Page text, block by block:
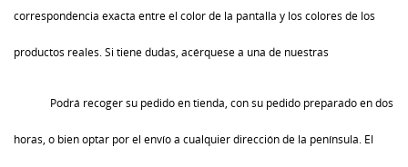
correspondencia exacta entre el color de la pantalla y los colores de los
productos reales. Si tiene dudas, acérquese a una de nuestras
Podrá recoger su pedido en tienda, con su pedido preparado en dos
horas, o bien optar por el envío a cualquier dirección de la península. El